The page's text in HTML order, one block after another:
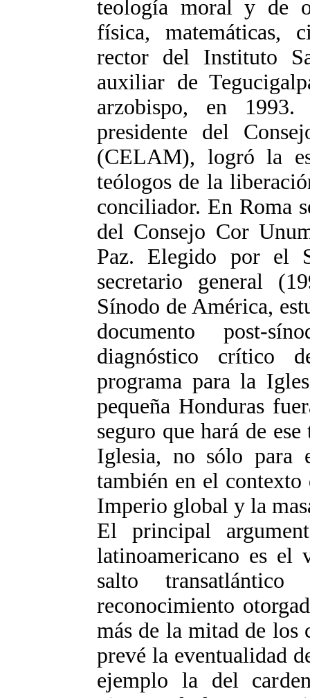
teología moral y de
física, matemáticas,
rector del Instituto
auxiliar de
arzobispo, en
presidente del
(CELAM), logró la
teólogos de la
conciliador. En Roma
del Consejo Cor
Paz. Elegido por el
secretario general
Sínodo de América,
documento post-
diagnóstico crítico
programa para la
pequeña Honduras
seguro que hará de
Iglesia, no sólo para
también en el
Imperio global y la
El principal
latinoamericano es el
salto
reconocimiento
más de la mitad de los
prevé la eventualidad
ejemplo la del